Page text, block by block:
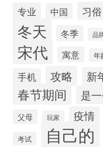
专业 中国 习俗
冬天 冬季 品
宋代 寓意 年
手机 攻略 新
春节期间 是
父母 玩家 疫情
考试 自己的